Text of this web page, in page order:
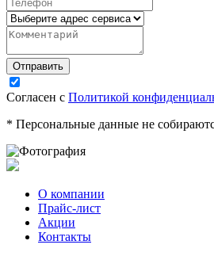
Согласен с Политикой
* Персональные данные не
О компании
Прайс-лист
Акции
Контакты